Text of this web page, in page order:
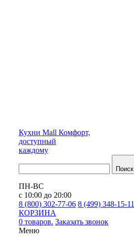
Кухни Mall Комфорт,
доступный
каждому
Поиск
ПН-ВС
с 10:00 до 20:00
8 (800) 302-77-06 8 (499) 348-15-11
КОРЗИНА
0 товаров. Заказать звонок
Меню